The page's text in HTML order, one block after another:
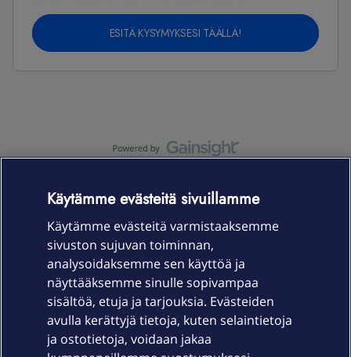
ESITÄ KYSYMYKSESI TÄÄLLÄ!
Laitteet & liittymät
Palvelut
Käytämme evästeitä sivuillamme
Käytämme evästeitä varmistaaksemme
sivuston sujuvan toiminnan,
analysoidaksemme sen käyttöä ja
näyttääksemme sinulle sopivampaa
sisältöä, etuja ja tarjouksia. Evästeiden
avulla kerättyjä tietoja, kuten selaintietoja
ja ostotietoja, voidaan jakaa